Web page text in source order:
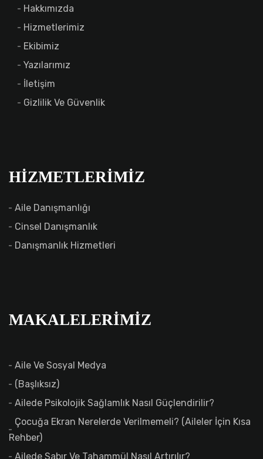
Hakkımızda
Hizmetlerimiz
Ekibimiz
Yazılarımız
İletişim
Gizlilik Ve Güvenlik
HIZMETLERIMIZ
Aile Danışmanlığı
Cinsel Danışmanlık
Danışmanlık Hizmetleri
MAKALELERIMIZ
Aile Ve Sosyal Medya
(başlıksız)
Ailede Psikolojik Sağlamlık Nasıl Güçlendirilir?
Çocuğa Ekran Nerelerde Verilmemeli? (Aileler İçin Kısa
Rehber)
Ailede Sabır Ve Tahammül Nasıl Artırılır?